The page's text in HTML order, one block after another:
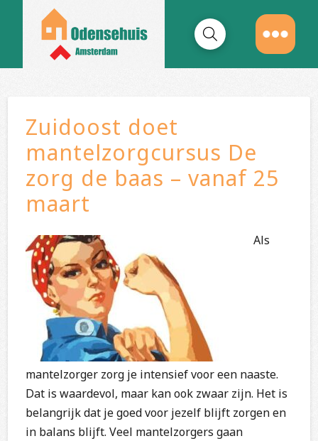
Zuidoost doet
mantelzorgcursus De
zorg de baas – vanaf 25
maart
Als
mantelzorger zorg je intensief voor een naaste.
Dat is waardevol, maar kan ook zwaar zijn. Het is
belangrijk dat je goed voor jezelf blijft zorgen en
in balans blijft. Veel mantelzorgers gaan